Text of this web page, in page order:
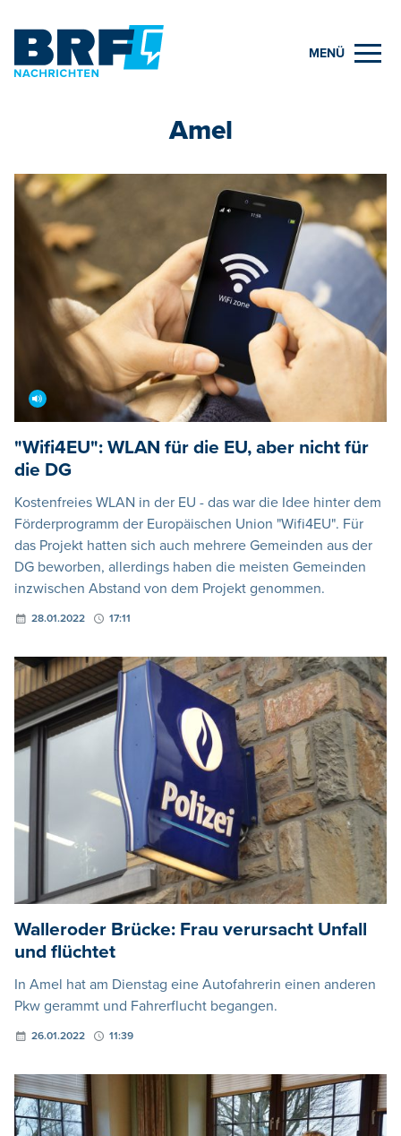
MENÜ
Amel
"Wifi4EU": WLAN für die EU, aber nicht für
die DG
Kostenfreies WLAN in der EU - das war die Idee hinter dem
Förderprogramm der Europäischen Union "Wifi4EU". Für
das Projekt hatten sich auch mehrere Gemeinden aus der
DG beworben, allerdings haben die meisten Gemeinden
inzwischen Abstand von dem Projekt genommen.
28.01.2022 17:11
Walleroder Brücke: Frau verursacht Unfall
und flüchtet
In Amel hat am Dienstag eine Autofahrerin einen anderen
Pkw gerammt und Fahrerflucht begangen.
26.01.2022 11:39